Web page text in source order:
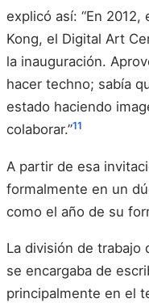
explicó así: “En
Kong, el Digital Art
la inauguración.
hacer techno; sabía
estado haciendo
colaborar.”11
A partir de esa
formalmente en un
como el año de su
La división de trabajo
se encargaba de
principalmente en el